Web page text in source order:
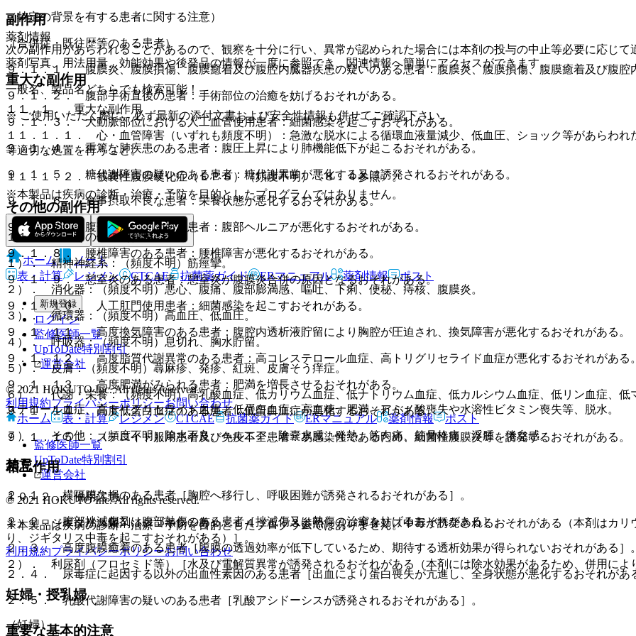
（特定の背景を有する患者に関する注意）
（合併症・既往歴等のある患者）
９．１．１． 腹膜炎、腹膜損傷、腹膜癒着及び腹腔内臓器疾患の疑いのある患者：腹膜炎、腹膜損傷、腹膜癒着及び腹
９．１．２． 腹部手術直後の患者：手術部位の治癒を妨げるおそれがある。
９．１．３． 大動脈部位における人工血管使用患者：細菌感染を起こすおそれがある。
９．１．４． 重篤な肺疾患のある患者：腹圧上昇により肺機能低下が起こるおそれがある。
９．１．５． 糖代謝障害の疑いのある患者：糖代謝異常が悪化する又は誘発されるおそれがある。
９．１．６． 食事摂取不良な患者：栄養状態が悪化するおそれがある。
９．１．７． 腹部ヘルニアのある患者：腹部ヘルニアが悪化するおそれがある。
９．１．８． 腰椎障害のある患者：腰椎障害が悪化するおそれがある。
９．１．９． 憩室炎のある患者：憩室炎が腹膜炎合併の原因となるおそれがある。
９．１．１０． 人工肛門使用患者：細菌感染を起こすおそれがある。
９．１．１１． 高度換気障害のある患者：腹腔内透析液貯留により胸腔が圧迫され、換気障害が悪化するおそれがある。
９．１．１２． 高度脂質代謝異常のある患者：高コレステロール血症、高トリグリセライド血症が悪化するおそれがある
９．１．１３． 高度肥満がみられる患者：肥満を増長させるおそれがある。
９．１．１４． 高度低蛋白血症のある患者：低蛋白血症が悪化するおそれがある。
９．１．１５． ステロイド服用患者及び免疫不全患者：易感染性であるため、細菌性腹膜炎等を誘発するおそれがある。
相互作用
１０．２． 併用注意：
１）． ジギタリス製剤（ジゴキシン等）〔１４．１．３参照〕［ジギタリス中毒が誘発されるおそれがある（本剤はカ
り、ジギタリス中毒を起こすおそれがある）］。
２）． 利尿剤（フロセミド等）［水及び電解質異常が誘発されるおそれがある（本剤には除水効果があるため、併用に
妊婦・授乳婦
（妊婦）
副作用
次の副作用があらわれることがあるので、観察を十分に行い、異常が認められた場合には本剤の投与の中止等必要に応じて
重大な副作用
１１．１． 重大な副作用
１１．１．１． 心・血管障害（いずれも頻度不明）：急激な脱水による循環血液量減少、低血圧、ショック等があらわ
等適切な処置を行うこと。
１１．１．２． 被嚢性腹膜硬化症（ＥＰＳ）（頻度不明）〔８．４参照〕。
その他の副作用
１１．２． その他の副作用
１）． 精神神経系：（頻度不明）筋痙攣。
２）． 消化器：（頻度不明）悪心、腹痛、腹部膨満感、嘔吐、下痢、便秘、痔核、腹膜炎。
３）． 循環器：（頻度不明）高血圧、低血圧。
４）． 呼吸器：（頻度不明）息切れ、胸水貯留。
５）． 皮膚：（頻度不明）蕁麻疹、発疹、紅斑、皮膚そう痒症。
６）． 代謝・栄養：（頻度不明）高乳酸血症、低カリウム血症、低ナトリウム血症、低カルシウム血症、低リン血症、
ステロール血症、高トリグリセライド血症、低蛋白血症、高血糖、肥満、アミノ酸喪失や水溶性ビタミン喪失等、脱水。
７）． その他：（頻度不明）除水不良、ヘルニア、陰嚢水腫、発熱、筋肉痛、筋骨格痛、浮腫、倦怠感。
禁忌
２．１． 横隔膜欠損のある患者［胸腔へ移行し、呼吸困難が誘発されるおそれがある］。
２．２． 腹部挫滅傷又は腹部熱傷のある患者［挫滅傷又は熱傷の治癒を妨げるおそれがある］。
２．３． 高度腹膜癒着のある患者［腹膜の透過効率が低下しているため、期待する透析効果が得られないおそれがある］
２．４． 尿毒症に起因する以外の出血性素因のある患者［出血により蛋白喪失が亢進し、全身状態が悪化するおそれがあ
２．５． 乳酸代謝障害の疑いのある患者［乳酸アシドーシスが誘発されるおそれがある］。
重要な基本的注意
薬剤情報
薬剤写真、用法用量、効能効果や後発品の情報が一度に参照でき、関連情報へ簡単にアクセスができます。
一般名、製品名どちらでも検索可能！
※ ご使用いただく際に、必ず最新の添付文書および安全性情報も併せてご確認下さい。
※本製品は疾病の診断・治療・予防を目的としたプログラムではありません。
ホーム
ノート
表・計算
レジメン CTCAE 抗菌薬ガイド ERマニュアル 薬剤情報 ポスト
新規登録
ログイン
監修医師一覧
UpToDate特別割引
運営会社
© 2021 HOKUTO Inc. All rights reserved.
利用規約プライバシーポリシーお問い合わせ
ホーム
表・計算 レジメン CTCAE 抗菌薬ガイド ERマニュアル 薬剤情報 ポスト
監修医師一覧
UpToDate特別割引
運営会社
© 2021 HOKUTO Inc. All rights reserved.
※本製品は疾病の診断・治療・予防を目的としたプログラムではありません。
利用規約プライバシーポリシーお問い合わせ